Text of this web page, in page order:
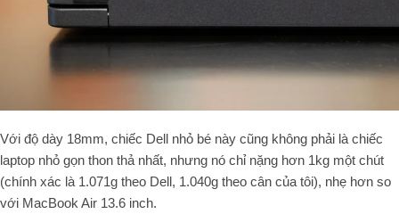
Với độ dày 18mm, chiếc Dell nhỏ bé này cũng không phải là chiếc
laptop nhỏ gọn thon thả nhất, nhưng nó chỉ nặng hơn 1kg một chút
(chính xác là 1.071g theo Dell, 1.040g theo cân của tôi), nhẹ hơn so
với MacBook Air 13.6 inch.